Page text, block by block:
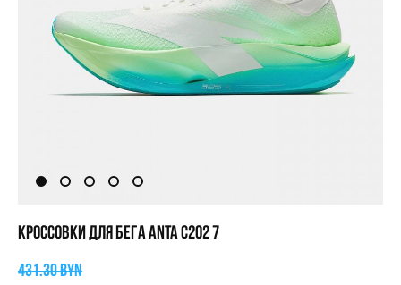
КРОССОВКИ ДЛЯ БЕГА ANTA C202 7
431.30 BYN